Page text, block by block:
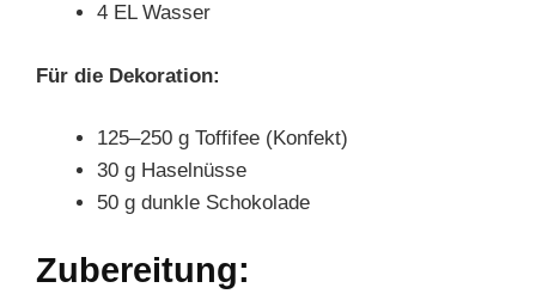
4 EL Wasser
Für die Dekoration:
125–250 g Toffifee (Konfekt)
30 g Haselnüsse
50 g dunkle Schokolade
Zubereitung: